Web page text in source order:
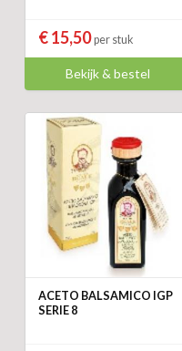
€ 15,50per stuk
Bekijk & bestel
ACETO BALSAMICO IGP
SERIE 8